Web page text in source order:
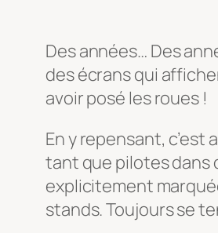
Des années… Des
des écrans qui
avoir posé les roues !
En y repensant, c’est
tant que pilotes dans
explicitement
stands. Toujours se